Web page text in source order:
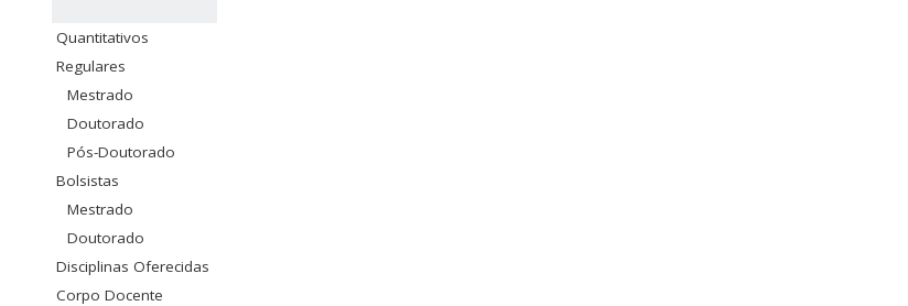
Quantitativos
Regulares
Mestrado
Doutorado
Pós-Doutorado
Bolsistas
Mestrado
Doutorado
Disciplinas Oferecidas
Corpo Docente